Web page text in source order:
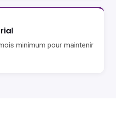
minimum pour maintenir